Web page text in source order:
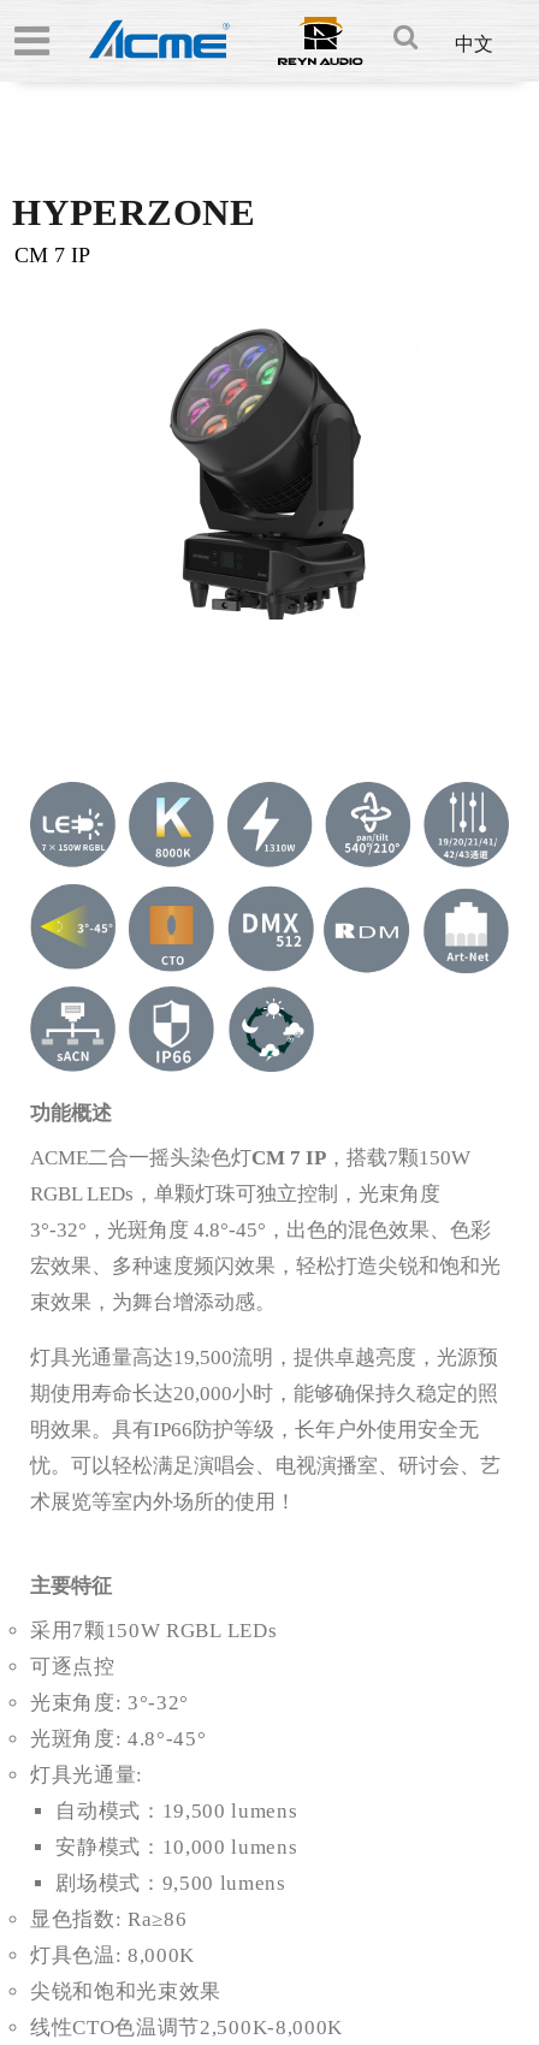
中文
HYPERZONE
CM 7 IP
功能概述
ACME二合一摇头染色灯CM 7 IP ，搭载7颗150W
RGBL LEDs，单颗灯珠可独立控制，光束角度
3°-32°，光斑角度 4.8°-45°，出色的混色效果、色彩
宏效果、多种速度频闪效果，轻松打造尖锐和饱和光
束效果，为舞台增添动感。
灯具光通量高达19,500流明，提供卓越亮度，光源预
期使用寿命长达20,000小时，能够确保持久稳定的照
明效果。具有IP66防护等级，长年户外使用安全无
忧。可以轻松满足演唱会、电视演播室、研讨会、艺
术展览等室内外场所的使用！
主要特征
采用7颗150W RGBL LEDs
可逐点控
光束角度: 3°-32°
光斑角度: 4.8°-45°
灯具光通量:
自动模式：19,500 lumens
安静模式：10,000 lumens
剧场模式：9,500 lumens
显色指数: Ra≥86
灯具色温: 8,000K
尖锐和饱和光束效果
线性CTO色温调节2,500K-8,000K